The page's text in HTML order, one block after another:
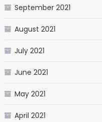
September 2021
August 2021
July 2021
June 2021
May 2021
April 2021